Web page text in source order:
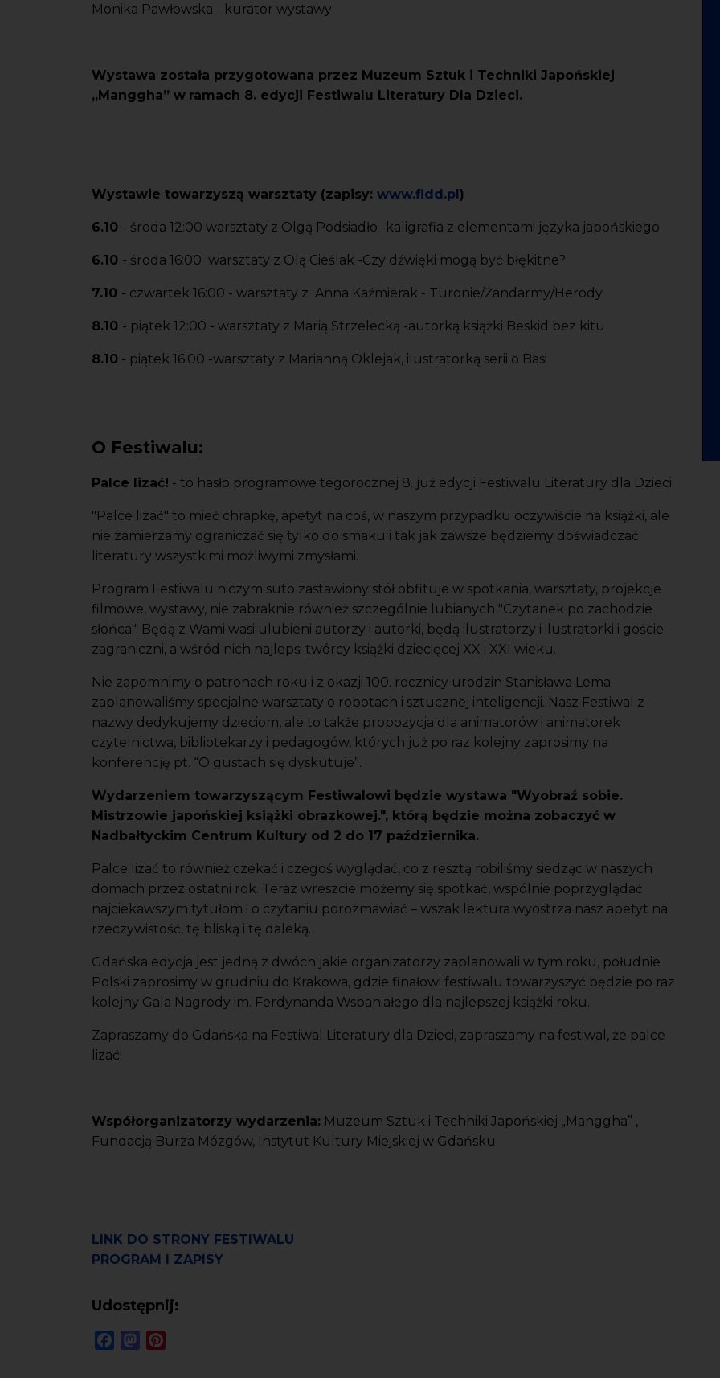
Monika Pawłowska - kurator wystawy
Wystawa została przygotowana przez Muzeum Sztuk i Techniki Japońskiej
„Manggha” w ramach 8. edycji Festiwalu Literatury Dla Dzieci.
Wystawie towarzyszą warsztaty (zapisy: www.fldd.pl)
6.10 - środa 12:00 warsztaty z Olgą Podsiadło -kaligrafia z elementami języka japońskiego
6.10 - środa 16:00 warsztaty z Olą Cieślak -Czy dźwięki mogą być błękitne?
7.10 - czwartek 16:00 - warsztaty z Anna Kaźmierak - Turonie/Żandarmy/Herody
8.10 - piątek 12:00 - warsztaty z Marią Strzelecką -autorką książki Beskid bez kitu
8.10 - piątek 16:00 -warsztaty z Marianną Oklejak, ilustratorką serii o Basi
O Festiwalu:
Palce lizać! - to hasło programowe tegorocznej 8. już edycji Festiwalu Literatury dla Dzieci.
"Palce lizać" to mieć chrapkę, apetyt na coś, w naszym przypadku oczywiście na książki, ale
nie zamierzamy ograniczać się tylko do smaku i tak jak zawsze będziemy doświadczać
literatury wszystkimi możliwymi zmysłami.
Program Festiwalu niczym suto zastawiony stół obfituje w spotkania, warsztaty, projekcje
filmowe, wystawy, nie zabraknie również szczególnie lubianych "Czytanek po zachodzie
słońca". Będą z Wami wasi ulubieni autorzy i autorki, będą ilustratorzy i ilustratorki i goście
zagraniczni, a wśród nich najlepsi twórcy książki dziecięcej XX i XXI wieku.
Nie zapomnimy o patronach roku i z okazji 100. rocznicy urodzin Stanisława Lema
zaplanowaliśmy specjalne warsztaty o robotach i sztucznej inteligencji. Nasz Festiwal z
nazwy dedykujemy dzieciom, ale to także propozycja dla animatorów i animatorek
czytelnictwa, bibliotekarzy i pedagogów, których już po raz kolejny zaprosimy na
konferencję pt. “O gustach się dyskutuje”.
Wydarzeniem towarzyszącym Festiwalowi będzie wystawa "Wyobraź sobie.
Mistrzowie japońskiej książki obrazkowej.", którą będzie można zobaczyć w
Nadbałtyckim Centrum Kultury od 2 do 17 października.
Palce lizać to również czekać i czegoś wyglądać, co z resztą robiliśmy siedząc w naszych
domach przez ostatni rok. Teraz wreszcie możemy się spotkać, wspólnie poprzyglądać
najciekawszym tytułom i o czytaniu porozmawiać – wszak lektura wyostrza nasz apetyt na
rzeczywistość, tę bliską i tę daleką.
Gdańska edycja jest jedną z dwóch jakie organizatorzy zaplanowali w tym roku, południe
Polski zaprosimy w grudniu do Krakowa, gdzie finałowi festiwalu towarzyszyć będzie po raz
kolejny Gala Nagrody im. Ferdynanda Wspaniałego dla najlepszej książki roku.
Zapraszamy do Gdańska na Festiwal Literatury dla Dzieci, zapraszamy na festiwal, że palce
lizać!
Współorganizatorzy wydarzenia: Muzeum Sztuk i Techniki Japońskiej „Manggha” ,
Fundacją Burza Mózgów, Instytut Kultury Miejskiej w Gdańsku
LINK DO STRONY FESTIWALU
PROGRAM I ZAPISY
Udostępnij:
FacebookMastodon